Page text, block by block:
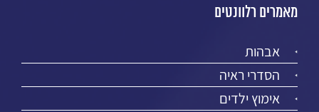
מאמרים רלוונטים
אבהות
הסדרי ראיה
אימוץ ילדים